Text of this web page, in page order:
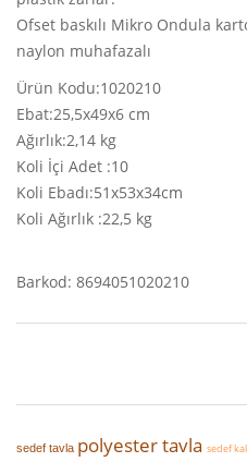
Ofset baskılı Mikro Ondula
naylon muhafazalı
Ürün Kodu:1020210
Ebat:25,5x49x6 cm
Ağırlık:2,14 kg
Koli İçi Adet :10
Koli Ebadı:51x53x34cm
Koli Ağırlık :22,5 kg
Barkod: 8694051020210
sedef tavla polyester tavla sedef